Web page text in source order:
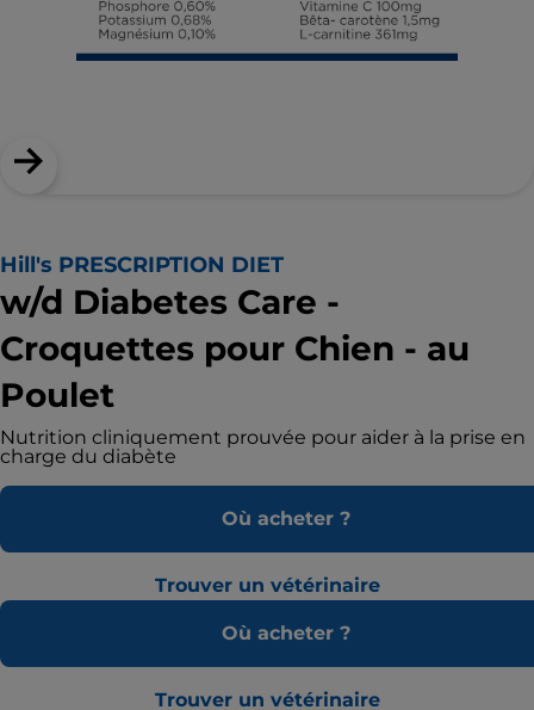
Hill's PRESCRIPTION DIET
w/d Diabetes Care -
Croquettes pour Chien - au
Poulet
Nutrition cliniquement prouvée pour aider à la prise en
charge du diabète
Où acheter ?
Trouver un vétérinaire
Où acheter ?
Trouver un vétérinaire